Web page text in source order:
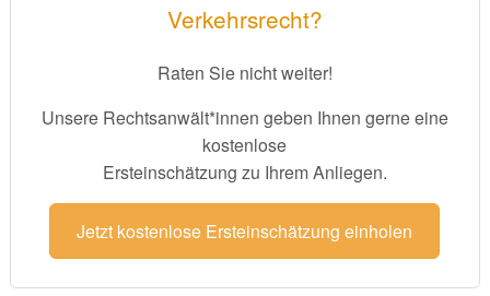
Verkehrsrecht?
Raten Sie nicht weiter!
Unsere Rechtsanwält*innen geben Ihnen gerne eine
kostenlose
Ersteinschätzung zu Ihrem Anliegen.
Jetzt kostenlose Ersteinschätzung einholen